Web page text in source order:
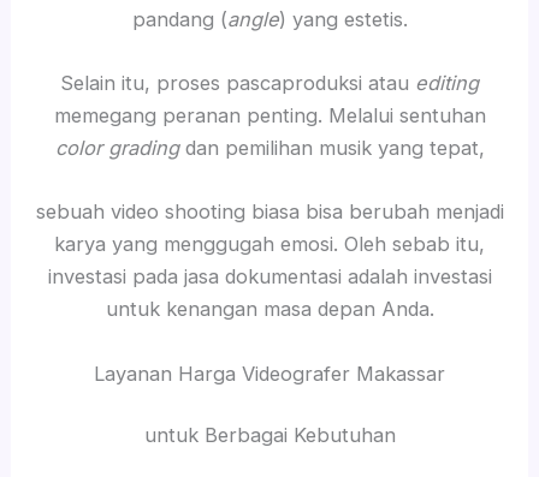
pandang (angle) yang estetis.
Selain itu, proses pascaproduksi atau editing
memegang peranan penting. Melalui sentuhan
color gradingdan pemilihan musik yang tepat,
sebuah video shooting biasa bisa berubah menjadi
karya yang menggugah emosi. Oleh sebab itu,
investasi pada jasa dokumentasi adalah investasi
untuk kenangan masa depan Anda.
Layanan Harga Videografer Makassar
untuk Berbagai Kebutuhan